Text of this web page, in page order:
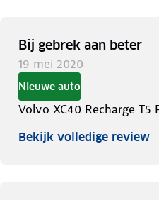
Bij gebrek aan beter
19 mei 2020
Nieuwe auto
Volvo XC40 Recharge T5
Bekijk volledige review